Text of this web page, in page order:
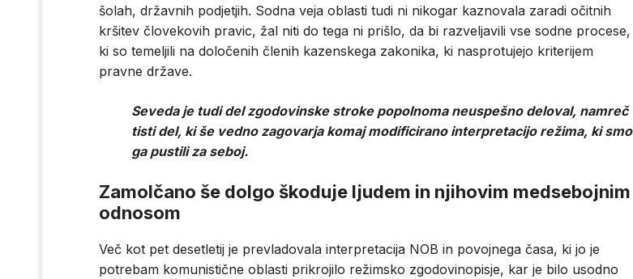
šolah, državnih podjetjih. Sodna veja oblasti tudi ni nikogar kaznovala zaradi očitnih
kršitev človekovih pravic, žal niti do tega ni prišlo, da bi razveljavili vse sodne procese,
ki so temeljili na določenih členih kazenskega zakonika, ki nasprotujejo kriterijem
pravne države.
Seveda je tudi del zgodovinske stroke popolnoma neuspešno deloval, namreč
tisti del, ki še vedno zagovarja komaj modificirano interpretacijo režima, ki smo
ga pustili za seboj.
Zamolčano še dolgo škoduje ljudem in njihovim medsebojnim
odnosom
Več kot pet desetletij je prevladovala interpretacija NOB in povojnega časa, ki jo je
potrebam komunistične oblasti prikrojilo režimsko zgodovinopisje, kar je bilo usodno